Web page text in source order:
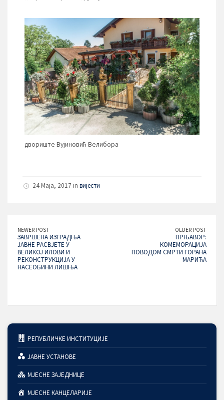
двориште Вујиновић Велибора
24 Maja, 2017 in вијести
NEWER POST
ЗАВРШЕНА ИЗГРАДЊА
ЈАВНЕ РАСВЈЕТЕ У
ВЕЛИКОЈ ИЛОВИ И
РЕКОНСТРУКЦИЈА У
НАСЕОБИНИ ЛИШЊА
OLDER POST
ПРЊАВОР:
КОМЕМОРАЦИЈА
ПОВОДОМ СМРТИ ГОРАНА
МАРИЋА
РЕПУБЛИЧКЕ ИНСТИТУЦИЈЕ
ЈАВНЕ УСТАНОВЕ
МЈЕСНЕ ЗАЈЕДНИЦЕ
МЈЕСНЕ КАНЦЕЛАРИЈЕ